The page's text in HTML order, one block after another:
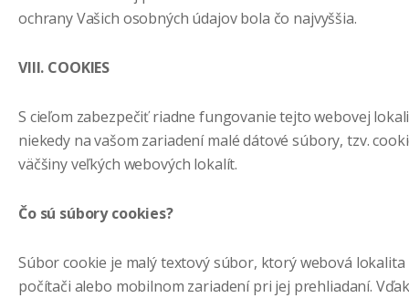
ochrany Vašich osobných údajov bola čo najvyššia.
VIII. COOKIES
S cieľom zabezpečiť riadne fungovanie tejto webovej
niekedy na vašom zariadení malé dátové súbory, tzv.
väčšiny veľkých webových lokalít.
Čo sú súbory cookies?
Súbor cookie je malý textový súbor, ktorý webová lokalita
počítači alebo mobilnom zariadení pri jej prehliadaní.